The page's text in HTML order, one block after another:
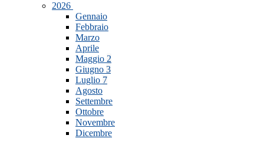
2026
Gennaio
Febbraio
Marzo
Aprile
Maggio 2
Giugno 3
Luglio 7
Agosto
Settembre
Ottobre
Novembre
Dicembre